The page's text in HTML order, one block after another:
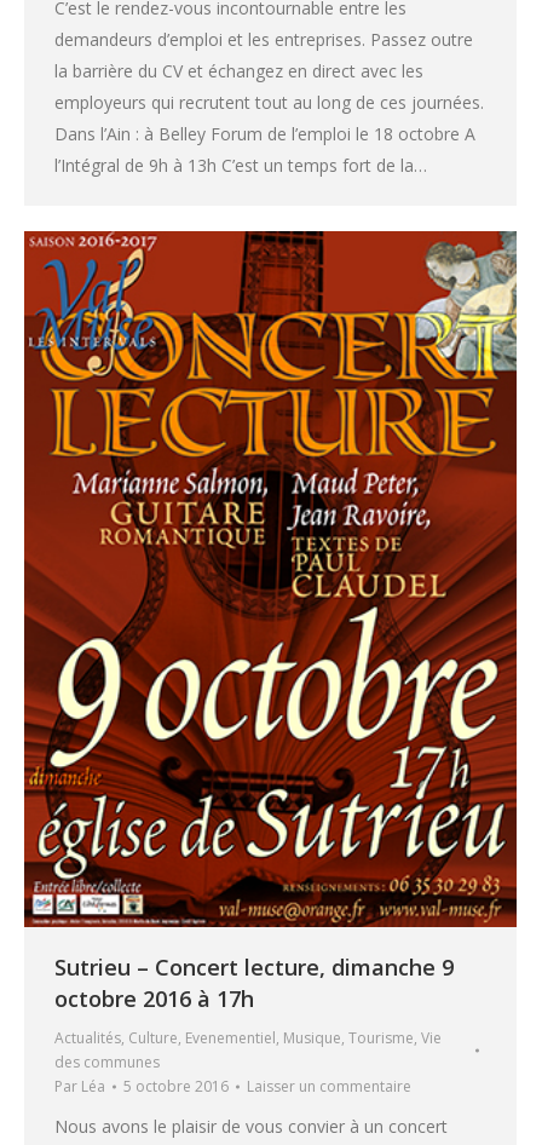
C’est le rendez-vous incontournable entre les
demandeurs d’emploi et les entreprises. Passez outre
la barrière du CV et échangez en direct avec les
employeurs qui recrutent tout au long de ces journées.
Dans l’Ain : à Belley Forum de l’emploi le 18 octobre A
l’Intégral de 9h à 13h C’est un temps fort de la…
Sutrieu – Concert lecture, dimanche 9
octobre 2016 à 17h
Actualités, Culture, Evenementiel, Musique, Tourisme, Vie
des communes
Par Léa 5 octobre 2016 Laisser un commentaire
Nous avons le plaisir de vous convier à un concert